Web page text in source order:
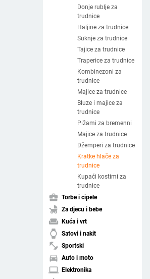
Donje rublje za
trudnice
Haljine za trudnice
Suknje za trudnice
Tajice za trudnice
Traperice za trudnice
Kombinezoni za
trudnice
Majice za trudnice
Bluze i majice za
trudnice
Pižami za bremenni
Majice za trudnice
Džemperi za trudnice
Kratke hlače za
trudnice
Kupaći kostimi za
trudnice
business_center Torbe i cipele
child_friendly Za djecu i bebe
weekend Kuća i vrt
watch Satovi i nakit
fitness_center Sportski
directions_car Auto i moto
laptop Elektronika